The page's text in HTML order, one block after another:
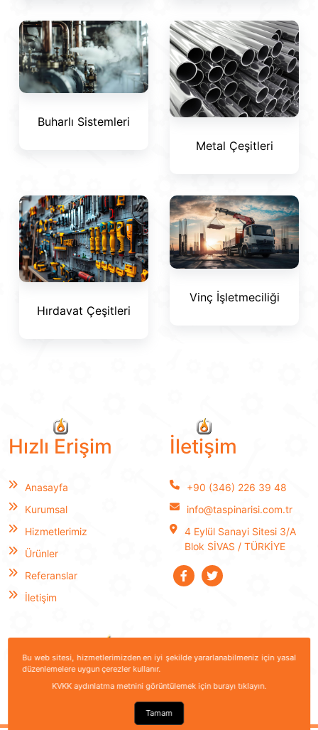
Buharlı Sistemleri
Metal Çeşitleri
Hırdavat Çeşitleri
Vinç İşletmeciliği
Hızlı Erişim
Anasayfa
Kurumsal
Hizmetlerimiz
Ürünler
Referanslar
İletişim
İletişim
+90 (346) 226 39 48
info@taspinarisi.com.tr
4 Eylül Sanayi Sitesi 3/A
Blok SİVAS / TÜRKİYE
Bu web sitesi, hizmetlerimizden en iyi şekilde yararlanabilmeniz için yasal
düzenlemelere uygun çerezler kullanır.
KVKK aydınlatma metnini görüntülemek için burayı tıklayın.
Tamam